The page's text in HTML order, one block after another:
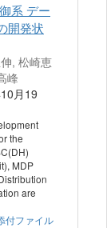
系 デー
開発状
, 松崎恵
峰
月19
the
MDP
are
付ファイル